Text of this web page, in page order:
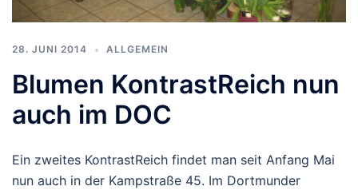
28. JUNI 2014 ALLGEMEIN
Blumen KontrastReich nun
auch im DOC
Ein zweites KontrastReich findet man seit Anfang Mai
nun auch in der Kampstraße 45. Im Dortmunder